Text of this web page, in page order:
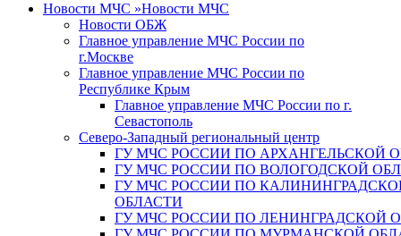
Новости МЧС »Новости МЧС
Новости ОБЖ
Главное управление МЧС России по
г.Москве
Главное управление МЧС России по
Республике Крым
Главное управление МЧС России по г.
Севастополь
Северо-Западный региональный центр
ГУ МЧС РОССИИ ПО АРХАНГЕЛЬСКОЙ
ГУ МЧС РОССИИ ПО ВОЛОГОДСКОЙ
ГУ МЧС РОССИИ ПО
ОБЛАСТИ
ГУ МЧС РОССИИ ПО ЛЕНИНГРАДСКОЙ